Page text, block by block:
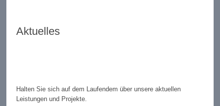
Aktuelles
Halten Sie sich auf dem Laufendem über unsere aktuellen
Leistungen und Projekte.